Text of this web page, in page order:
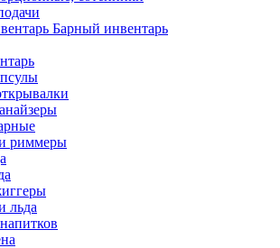
Барный инвентарь
риммеры
льда